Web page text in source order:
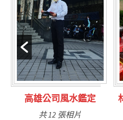
林氏福主量子生基造命
共 6 張相片